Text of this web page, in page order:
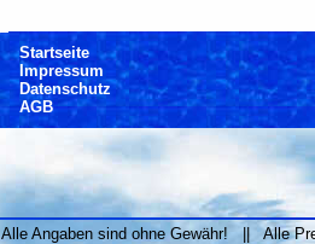
Startseite
Impressum
Datenschutz
AGB
Alle Angaben sind ohne Gewähr! || Alle